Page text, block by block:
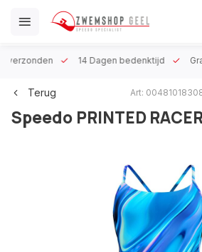
verzonden 14 Dagen bedenktijd
Terug Art:
Speedo PRINTED